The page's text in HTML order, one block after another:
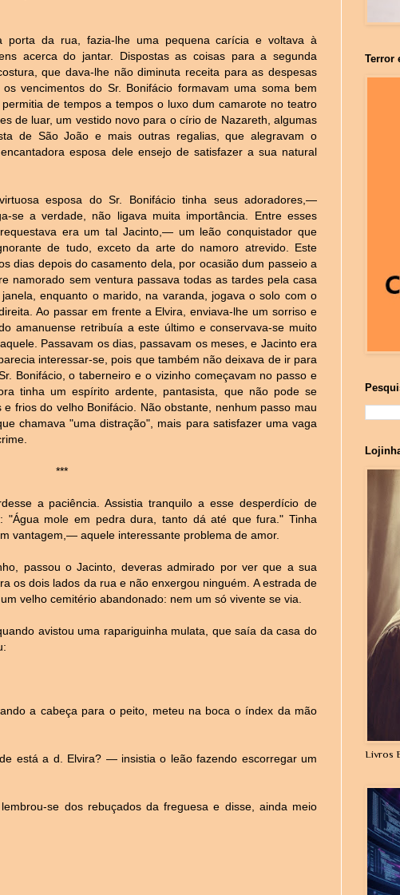
porta da rua, fazia-lhe uma pequena carícia e voltava à
acerca do jantar. Dispostas as coisas para a segunda
que dava-lhe não diminuta receita para as despesas
vencimentos do Sr. Bonifácio formavam uma soma bem
de tempos a tempos o luxo dum camarote no teatro
de luar, um vestido novo para o círio de Nazareth, algumas
de São João e mais outras regalias, que alegravam o
esposa dele ensejo de satisfazer a sua natural
esposa do Sr. Bonifácio tinha seus adoradores,—
se a verdade, não ligava muita importância. Entre esses
era um tal Jacinto,— um leão conquistador que
de tudo, exceto da arte do namoro atrevido. Este
dias depois do casamento dela, por ocasião dum passeio a
namorado sem ventura passava todas as tardes pela casa
enquanto o marido, na varanda, jogava o solo com o
Ao passar em frente a Elvira, enviava-lhe um sorriso e
amanuense retribuía a este último e conservava-se muito
Passavam os dias, passavam os meses, e Jacinto era
interessar-se, pois que também não deixava de ir para
Bonifácio, o taberneiro e o vizinho começavam no passo e
tinha um espírito ardente, pantasista, que não pode se
frios do velho Bonifácio. Não obstante, nenhum passo mau
chamava "uma distração", mais para satisfazer uma vaga
***
a paciência. Assistia tranquilo a esse desperdício de
"Água mole em pedra dura, tanto dá até que fura." Tinha
vantagem,— aquele interessante problema de amor.
passou o Jacinto, deveras admirado por ver que a sua
os dois lados da rua e não enxergou ninguém. A estrada de
velho cemitério abandonado: nem um só vivente se via.
avistou uma rapariguinha mulata, que saía da casa do
a cabeça para o peito, meteu na boca o índex da mão
está a d. Elvira? — insistia o leão fazendo escorregar um
se dos rebuçados da freguesa e disse, ainda meio
Terror
Livros